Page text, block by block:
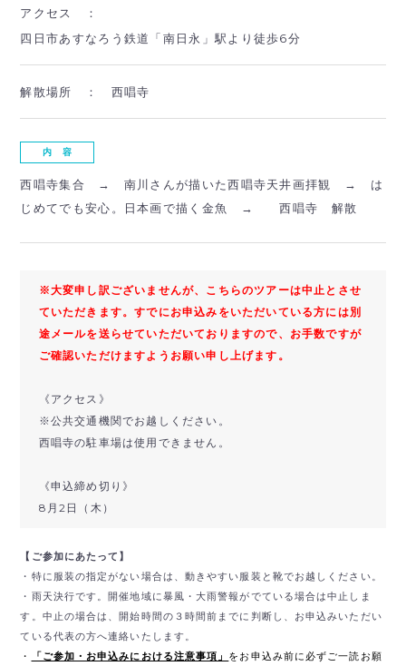
アクセス ：
四日市あすなろう鉄道「南日永」駅より徒歩6分
解散場所 ： 西唱寺
内 容
西唱寺集合 → 南川さんが描いた西唱寺天井画拝観 → は
じめてでも安心。日本画で描く金魚 → 西唱寺 解散
※大変申し訳ございませんが、こちらのツアーは中止とさせ
ていただきます。すでにお申込みをいただいている方には別
途メールを送らせていただいておりますので、お手数ですが
ご確認いただけますようお願い申し上げます。
《アクセス》
※公共交通機関でお越しください。
西唱寺の駐車場は使用できません。
《申込締め切り》
8月2日（木）
【ご参加にあたって】
・特に服装の指定がない場合は、動きやすい服装と靴でお越しください。
・雨天決行です。開催地域に暴風・大雨警報がでている場合は中止しま
す。中止の場合は、開始時間の３時間前までに判断し、お申込みいただい
ている代表の方へ連絡いたします。
・
「ご参加・お申込みにおける注意事項」 をお申込み前に必ずご一読お願